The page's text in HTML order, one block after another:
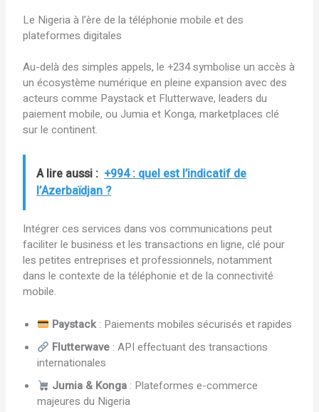
Le Nigeria à l’ère de la téléphonie mobile et des
plateformes digitales
Au-delà des simples appels, le +234 symbolise un accès à
un écosystème numérique en pleine expansion avec des
acteurs comme Paystack et Flutterwave, leaders du
paiement mobile, ou Jumia et Konga, marketplaces clé
sur le continent.
A lire aussi : +994 : quel est l’indicatif de
l’Azerbaïdjan ?
Intégrer ces services dans vos communications peut
faciliter le business et les transactions en ligne, clé pour
les petites entreprises et professionnels, notamment
dans le contexte de la téléphonie et de la connectivité
mobile.
Paystack: Paiements mobiles sécurisés et rapides
Flutterwave : API effectuant des transactions
internationales
Jumia & Konga : Plateformes e-commerce
majeures du Nigeria